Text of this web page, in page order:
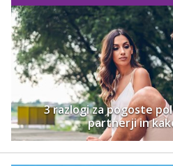
3 razlogi za pogoste
partnerji in